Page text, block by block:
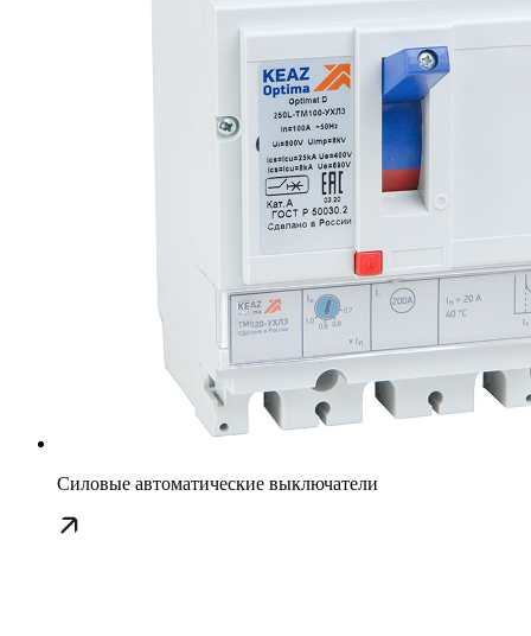
Силовые автоматические выключатели